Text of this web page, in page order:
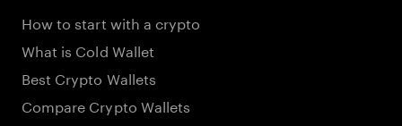
How to start with a crypto
What is Cold Wallet
Best Crypto Wallets
Compare Crypto Wallets